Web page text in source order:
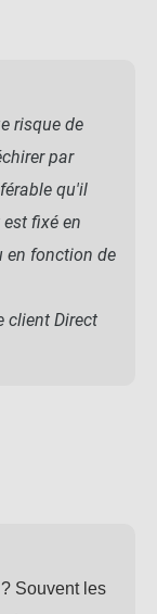
risque de
par
qu'il
fixé en
en fonction de
client Direct
Souvent les